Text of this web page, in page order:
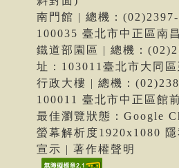
南門館 | 總機：(02)2397-
100035 臺北市中正區南
鐵道部園區 | 總機：
址：103011臺北市大同
行政大樓 | 總機：
100011 臺北市中正區館
最佳瀏覽狀態：Google
螢幕解析度1920x1080
宣示 | 著作權聲明